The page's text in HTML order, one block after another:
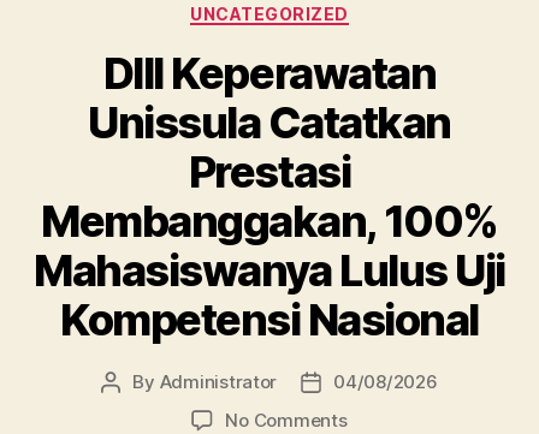
Categories
UNCATEGORIZED
DIII Keperawatan
Unissula Catatkan
Prestasi
Membanggakan, 100%
Mahasiswanya Lulus Uji
Kompetensi Nasional
Post
By Administrator
Post
date
04/08/2026
No Commentson